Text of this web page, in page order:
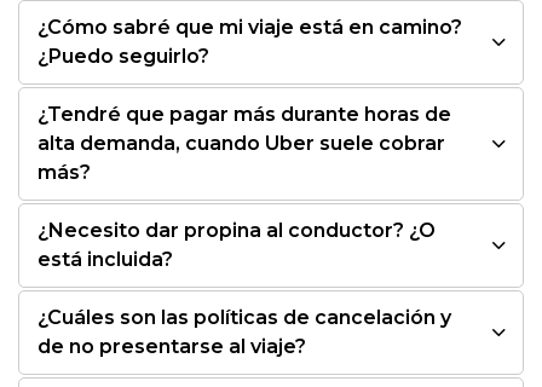
¿Cómo sabré que mi viaje está en camino?
¿Puedo seguirlo?
¿Tendré que pagar más durante horas de
alta demanda, cuando Uber suele cobrar
más?
¿Necesito dar propina al conductor? ¿O
está incluida?
¿Cuáles son las políticas de cancelación y
de no presentarse al viaje?